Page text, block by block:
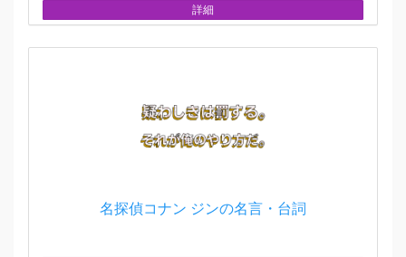
詳細
名探偵コナン ジンの名言・台詞